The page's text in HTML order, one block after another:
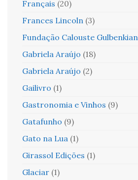
Français (20)
Frances Lincoln (3)
Fundação Calouste Gulbenkian
Gabriela Araújo (18)
Gabriela Araújo (2)
Gailivro (1)
Gastronomia e Vinhos (9)
Gatafunho (9)
Gato na Lua (1)
Girassol Edições (1)
Glaciar (1)